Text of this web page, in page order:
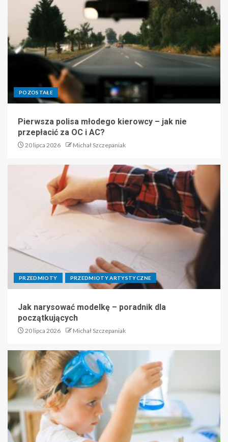
POZOSTAŁE
Pierwsza polisa młodego kierowcy – jak nie
przepłacić za OC i AC?
20 lipca 2026 Michał Szczepaniak
PRZEDMIOTY PRZEDMIOTY ARTYSTYCZNE
Jak narysować modelkę – poradnik dla
początkujących
20 lipca 2026 Michał Szczepaniak